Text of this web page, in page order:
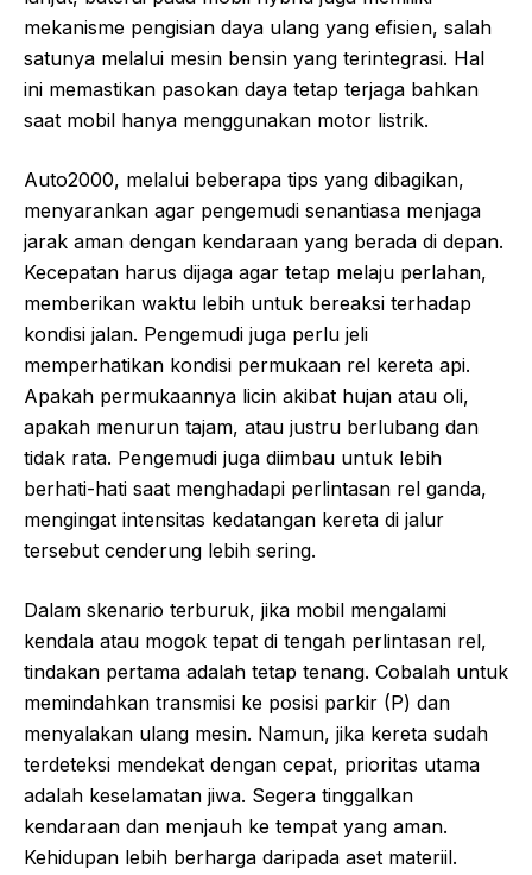
mekanisme pengisian daya ulang yang efisien, salah
satunya melalui mesin bensin yang terintegrasi. Hal
ini memastikan pasokan daya tetap terjaga bahkan
saat mobil hanya menggunakan motor listrik.
Auto2000, melalui beberapa tips yang dibagikan,
menyarankan agar pengemudi senantiasa menjaga
jarak aman dengan kendaraan yang berada di depan.
Kecepatan harus dijaga agar tetap melaju perlahan,
memberikan waktu lebih untuk bereaksi terhadap
kondisi jalan. Pengemudi juga perlu jeli
memperhatikan kondisi permukaan rel kereta api.
Apakah permukaannya licin akibat hujan atau oli,
apakah menurun tajam, atau justru berlubang dan
tidak rata. Pengemudi juga diimbau untuk lebih
berhati-hati saat menghadapi perlintasan rel ganda,
mengingat intensitas kedatangan kereta di jalur
tersebut cenderung lebih sering.
Dalam skenario terburuk, jika mobil mengalami
kendala atau mogok tepat di tengah perlintasan rel,
tindakan pertama adalah tetap tenang. Cobalah untuk
memindahkan transmisi ke posisi parkir (P) dan
menyalakan ulang mesin. Namun, jika kereta sudah
terdeteksi mendekat dengan cepat, prioritas utama
adalah keselamatan jiwa. Segera tinggalkan
kendaraan dan menjauh ke tempat yang aman.
Kehidupan lebih berharga daripada aset materiil.